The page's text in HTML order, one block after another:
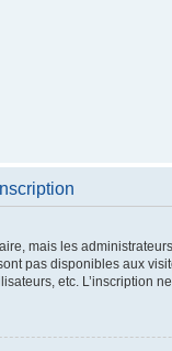
mais les
pas disponibles aux
etc. L’inscription